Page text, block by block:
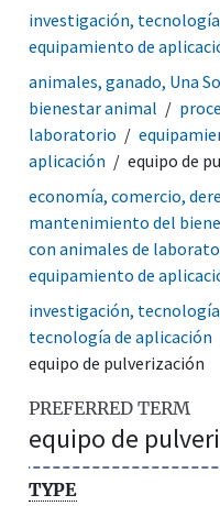
investigación,
equipamiento de
animales, ganado, Una
bienestar animal
laboratorio
aplicación
equipo de
economía, comercio,
mantenimiento del
con animales de
equipamiento de
investigación,
tecnología de aplicación
equipo de pulverización
PREFERRED TERM
equipo de
TYPE